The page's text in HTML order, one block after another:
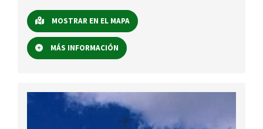
MOSTRAR EN EL MAPA
MÁS INFORMACIÓN